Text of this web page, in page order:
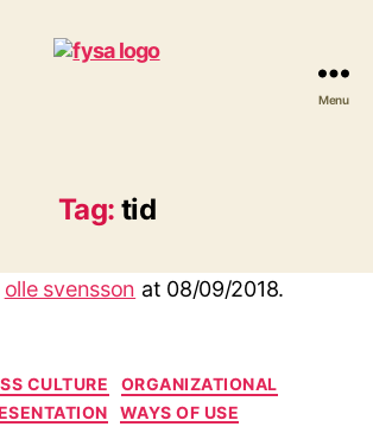
ask
Menu
Tag: tid
olle svensson at 08/09/2018.
Categories
CULTURE
ORGANIZATIONAL
WAYS OF USE